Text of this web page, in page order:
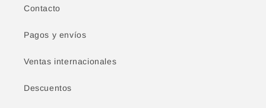
Contacto
Pagos y envíos
Ventas internacionales
Descuentos